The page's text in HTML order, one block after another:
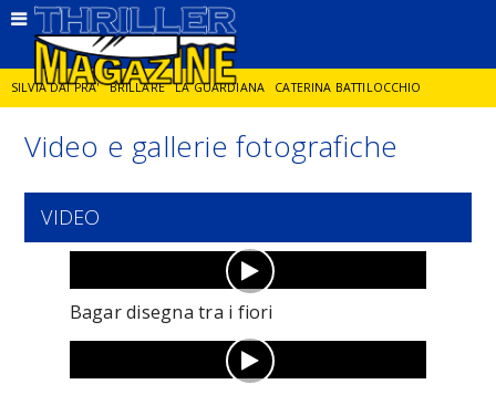
SILVIA DAI PRA' BRILLARE LA GUARDIANA CATERINA BATTILOCCHIO
JORGE DIAZ LA SPIA DELITTO IN CORNICE GIANCARLO DE CATALDO
Video e gallerie fotografiche
VIDEO
Bagar disegna tra i fiori